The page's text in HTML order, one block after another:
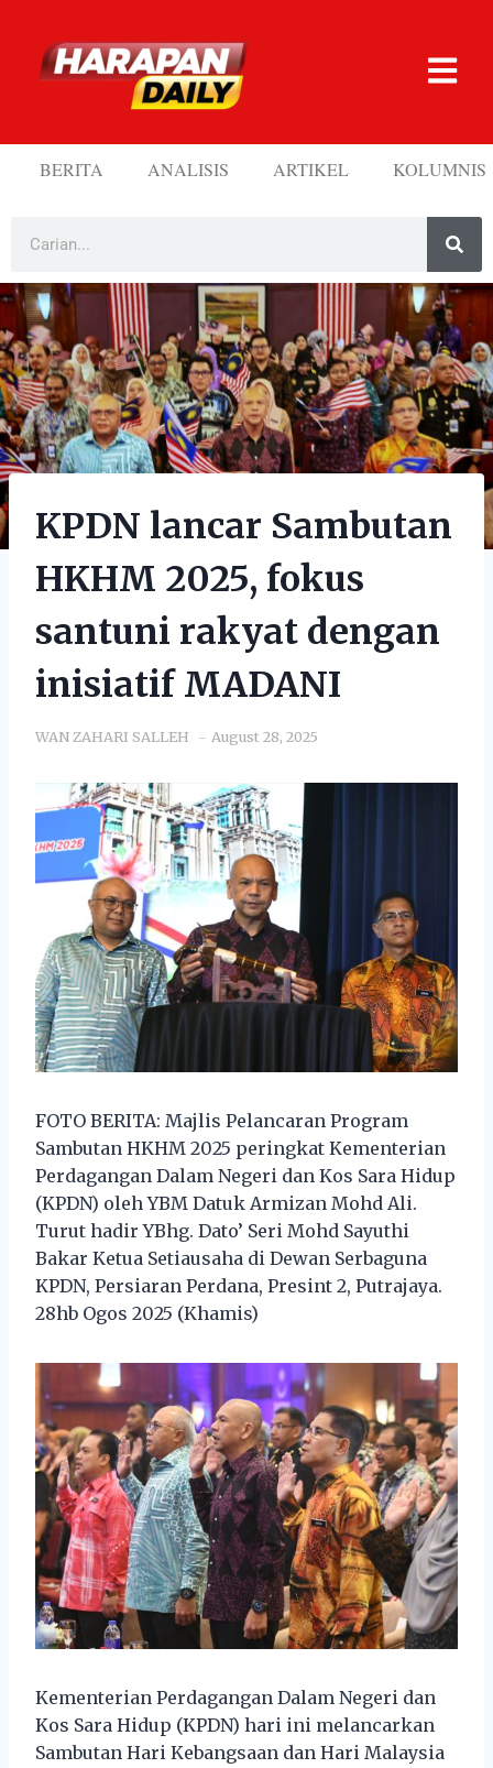
BERITA ANALISIS ARTIKEL KOLUMNIS
KPDN lancar Sambutan
HKHM 2025, fokus
santuni rakyat dengan
inisiatif MADANI
WAN ZAHARI SALLEH August 28, 2025
FOTO BERITA: Majlis Pelancaran Program
Sambutan HKHM 2025 peringkat Kementerian
Perdagangan Dalam Negeri dan Kos Sara Hidup
(KPDN) oleh YBM Datuk Armizan Mohd Ali.
Turut hadir YBhg. Dato’ Seri Mohd Sayuthi
Bakar Ketua Setiausaha di Dewan Serbaguna
KPDN, Persiaran Perdana, Presint 2, Putrajaya.
28hb Ogos 2025 (Khamis)
Kementerian Perdagangan Dalam Negeri dan
Kos Sara Hidup (KPDN) hari ini melancarkan
Sambutan Hari Kebangsaan dan Hari Malaysia